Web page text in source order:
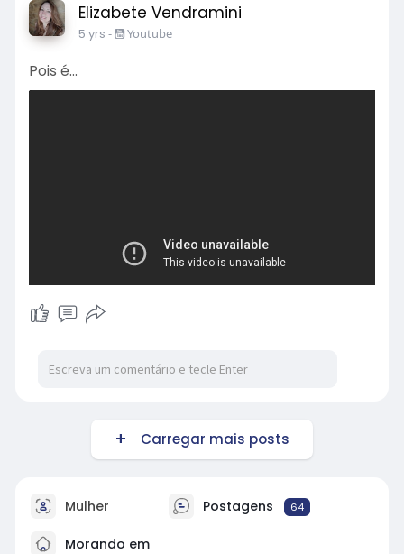
Elizabete Vendramini
5 yrs - Youtube
Pois é...
Carregar mais posts
Mulher Postagens 64
Morando em